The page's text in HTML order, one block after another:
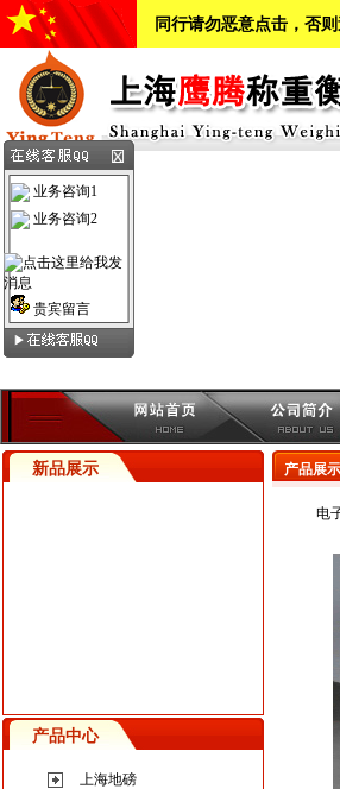
同行请勿恶意点击，否
新品展示
产品中心
上海地磅
产品展示
电
业务咨询1
业务咨询2
贵宾留言